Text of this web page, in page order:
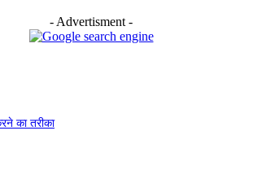
- Advertisment -
का तरीका